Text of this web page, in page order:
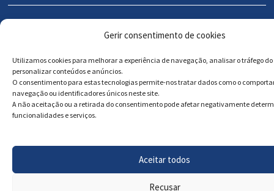
Gerir consentimento de cookies
Utilizamos cookies para melhorar a experiência de navegação, analisar o tráfego do
personalizar conteúdos e anúncios.
O consentimento para estas tecnologias permite-nos tratar dados como o
navegação ou identificadores únicos neste site.
A não aceitação ou a retirada do consentimento pode afetar negativamente
funcionalidades e serviços.
Aceitar todos
Recusar
e
b
t
a
m
Powered byMegastock Informática